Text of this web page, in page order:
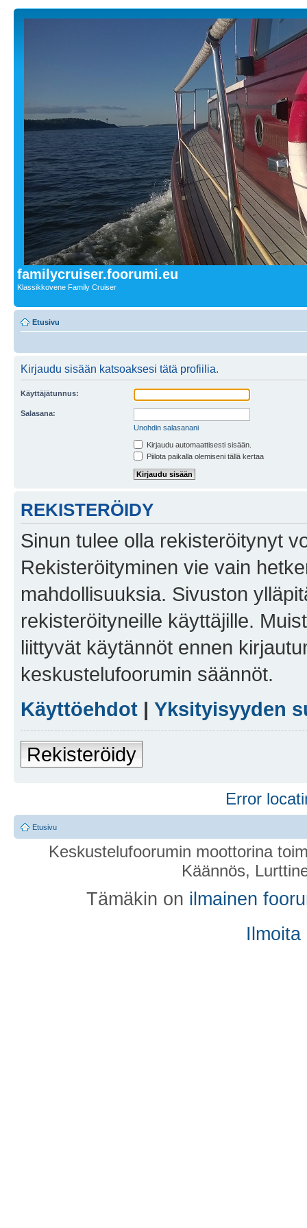
familycruiser.foorumi.eu
Klassikkovene Family Cruiser
Etusivu
Kirjaudu sisään katsoaksesi tätä profiilia.
Käyttäjätunnus:
Salasana:
Unohdin salasanani
Kirjaudu automaattisesti sisään.
Piilota paikalla olemiseni tällä kertaa
REKISTERÖIDY
Sinun tulee olla rekisteröitynyt
Rekisteröityminen vie vain
mahdollisuuksia. Sivuston
rekisteröityneille käyttäjille.
liittyvät käytännöt ennen
keskustelufoorumin säännöt.
Käyttöehdot | Yksityisyyden
Rekisteröidy
Error
Etusivu
Keskustelufoorumin moottorina
Käännös,
Tämäkin on ilmainen